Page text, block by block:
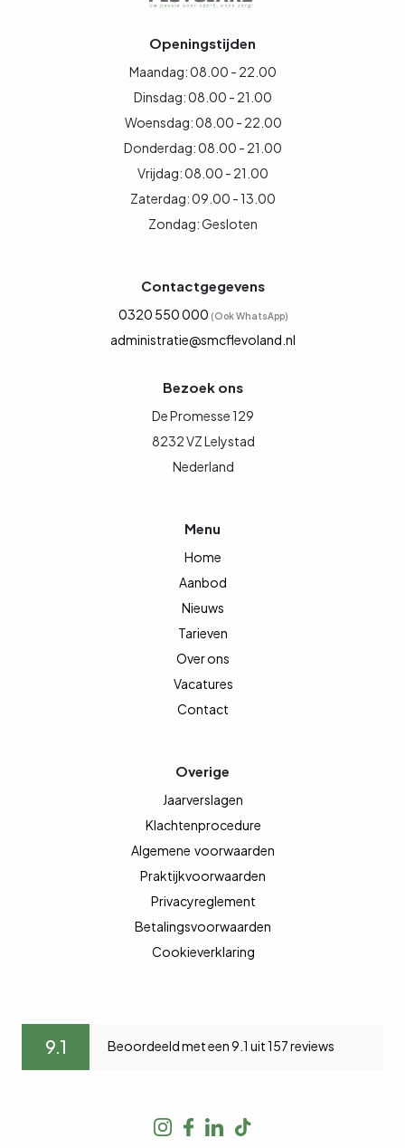
Openingstijden
Maandag: 08.00 - 22.00
Dinsdag: 08.00 - 21.00
Woensdag: 08.00 - 22.00
Donderdag: 08.00 - 21.00
Vrijdag: 08.00 - 21.00
Zaterdag: 09.00 - 13.00
Zondag: Gesloten
Contactgegevens
0320 550 000 (Ook WhatsApp)
administratie@smcflevoland.nl
Bezoek ons
De Promesse 129
8232 VZ Lelystad
Nederland
Menu
Home
Aanbod
Nieuws
Tarieven
Over ons
Vacatures
Contact
Overige
Jaarverslagen
Klachtenprocedure
Algemene voorwaarden
Praktijkvoorwaarden
Privacyreglement
Betalingsvoorwaarden
Cookieverklaring
9.1 Beoordeeld met een 9.1 uit 157 reviews